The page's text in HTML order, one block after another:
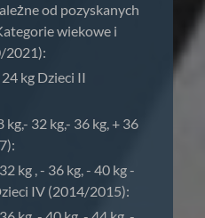
od pozyskanych
wiekowe i
2021):
24 kg Dzieci II
kg,- 32 kg,- 36 kg, + 36
kg , - 36 kg, - 40 kg -
IV (2014/2015):